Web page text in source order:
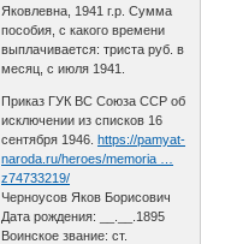
Яковлевна, 1941 г.р. Сумма
пособия, с какого времени
выплачивается: триста руб. в
месяц, с июля 1941.
Приказ ГУК ВС Союза ССР об
исключении из списков 16
сентября 1946.https://pamyat-
naroda.ru/heroes/memoria …
z74733219/
Черноусов Яков Борисович
Дата рождения: __.__.1895
Воинское звание: ст.